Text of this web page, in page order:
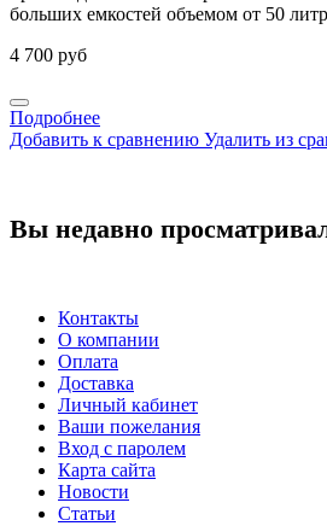
больших емкостей объемом от 50
4 700 руб
Подробнее
Добавить к сравнению Удалить из
Вы недавно
Контакты
О компании
Оплата
Доставка
Личный кабинет
Ваши пожелания
Вход с паролем
Карта сайта
Новости
Статьи